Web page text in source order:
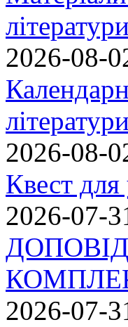
2026-08-
2026-08-
Квест для
2026-07-
2026-07-